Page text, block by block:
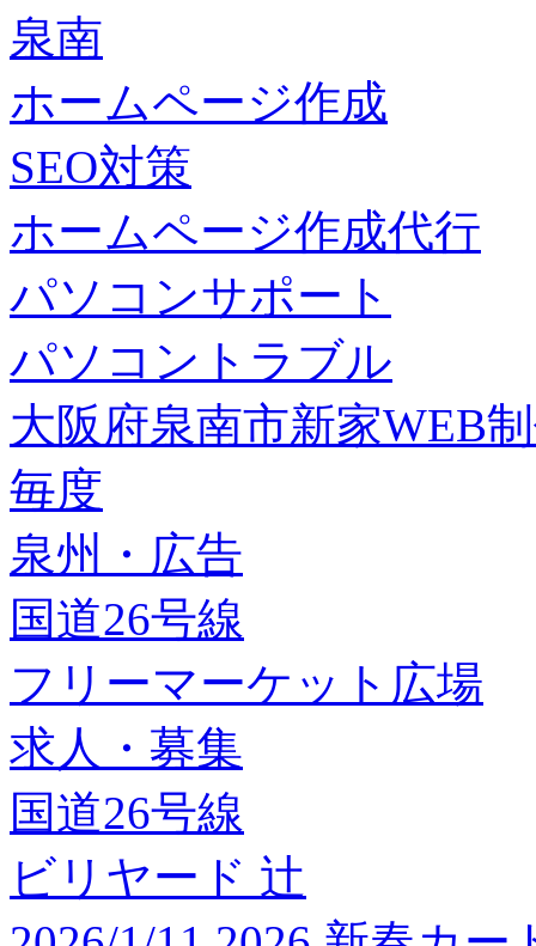
泉南
ホームページ作成
SEO対策
ホームページ作成代行
パソコンサポート
パソコントラブル
大阪府泉南市新家WEB
毎度
泉州・広告
国道26号線
フリーマーケット広場
求人・募集
国道26号線
ビリヤード 辻